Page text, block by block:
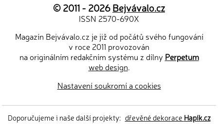
© 2011 - 2026Bejvávalo.cz
ISSN 2570-690X
Magazín Bejvávalo.cz je již od počátů svého fungování
v roce 2011 provozován
na originálním redakčním systému z dílny Perpetum
web design.
Nastavení soukromí a cookies
Doporučujeme i naše další projekty: dřevěné dekorace Hapík.cz